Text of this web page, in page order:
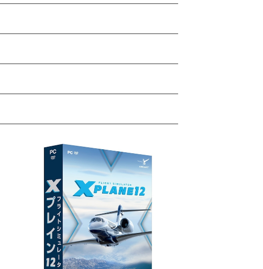
フライトシミュレータ Xプレイン12 日本語
版
¥8,280